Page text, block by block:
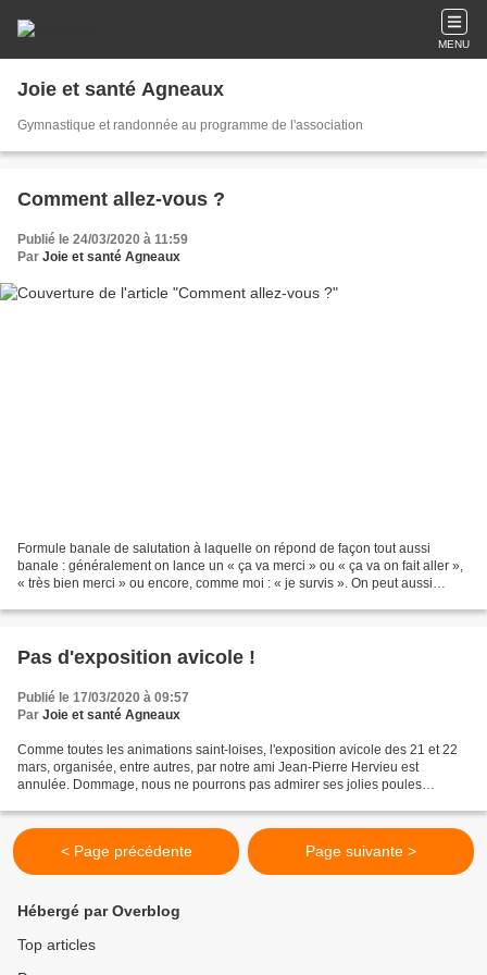
MENU
Joie et santé Agneaux
Gymnastique et randonnée au programme de l'association
Comment allez-vous ?
Publié le 24/03/2020 à 11:59
Par Joie et santé Agneaux
Formule banale de salutation à laquelle on répond de façon tout aussi
banale : généralement on lance un « ça va merci » ou « ça va on fait aller »,
« très bien merci » ou encore, comme moi : « je survis ». On peut aussi
Pas d'exposition avicole !
Publié le 17/03/2020 à 09:57
Par Joie et santé Agneaux
Comme toutes les animations saint-loises, l'exposition avicole des 21 et 22
mars, organisée, entre autres, par notre ami Jean-Pierre Hervieu est
annulée. Dommage, nous ne pourrons pas admirer ses jolies poules
< Page précédente Page suivante >
Hébergé par Overblog
Top articles